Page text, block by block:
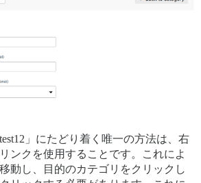
」にたどり着く唯一の方法は、右
ンクを使用することです。これによ
動し、目的のカテゴリをクリックし